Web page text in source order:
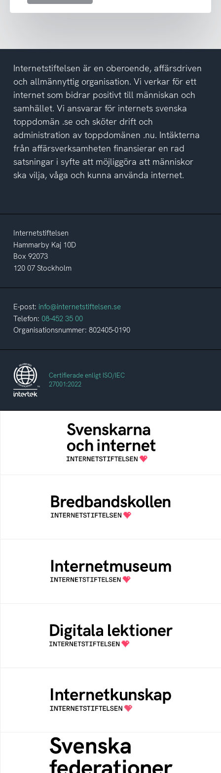
del
av
integritetspolicyn
Internetstiftelsen är en oberoende, affärsdriven
och allmännyttig organisation. Vi verkar för ett
internet som bidrar positivt till människan och
samhället. Vi ansvarar för internets svenska
toppdomän .se och sköter drift och
administration av toppdomänen .nu. Intäkterna
från affärsverksamheten finansierar en rad
satsningar i syfte att möjliggöra att människor
ska vilja, våga och kunna använda internet.
Internetstiftelsen
Hammarby Kaj 10D
Box 92073
120 07 Stockholm
E-post: info@internetstiftelsen.se
Telefon: 08-452 35 00
Organisationsnummer: 802405-0190
Certifierade enligt ISO/IEC
27001:2022
Svenskarna och internet
En årlig studie av svenska folkets
internetvanor
Bredbandskollen är ett oberoende
konsumentverktyg som drivs av
Internetstiftelsen
Ett digitalt museum som byggts, och kureras
av Internetstiftelsen
Öppen digital lärresurs med färdiga lektioner
för alla stadier i grundskolan
Samlad kunskap som hjälper dig att bli en
säker och medveten internetanvändare
Svenska federationer
Grunden för medlemskap i en sektors- eller
kontextspecifik federation